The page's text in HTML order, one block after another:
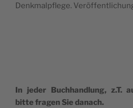
Denkmalpflege.
In jed­er Buch­hand­lung, z.T.
bitte fra­gen Sie danach.